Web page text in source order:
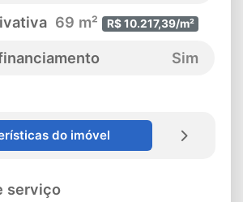
69 m² R$ 10.217,39/m²
Sim
do imóvel
serviço